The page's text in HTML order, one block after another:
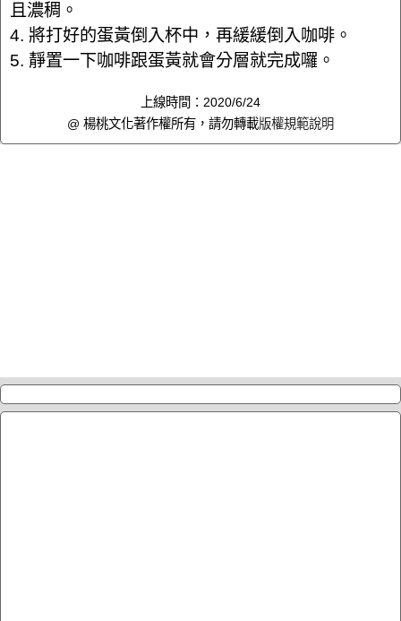
且濃稠。
4. 將打好的蛋黃倒入杯中，再緩緩倒入咖啡。
5. 靜置一下咖啡跟蛋黃就會分層就完成囉。
上線時間：2020/6/24
@ 楊桃文化著作權所有，請勿轉載版權規範說明